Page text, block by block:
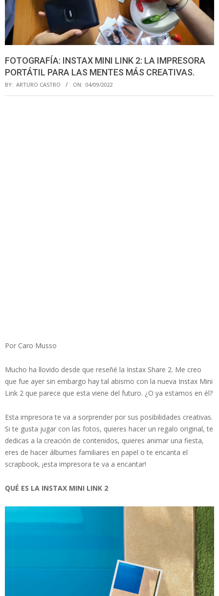
FOTOGRAFÍA: INSTAX MINI LINK 2: LA IMPRESORA
PORTÁTIL PARA LAS MENTES MÁS CREATIVAS.
BY: ARTURO CASTRO ON: 04/09/2022
Por Caro Musso
Mucho ha llovido desde que reseñé la Instax Share 2. Me creo
que fue ayer sin embargo hay tal abismo con la nueva Instax Mini
Link 2 que parece que esta viene del futuro. ¿O ya estamos en él?
Esta impresora te va a sorprender por sus posibilidades creativas.
Si te gusta jugar con las fotos, quieres hacer un regalo original, te
dedicas a la creación de contenidos, quieres animar una fiesta,
eres de hacer álbumes familiares en papel o te encanta el
scrapbook, ¡esta impresora te va a encantar!
QUÉ ES LA INSTAX MINI LINK 2